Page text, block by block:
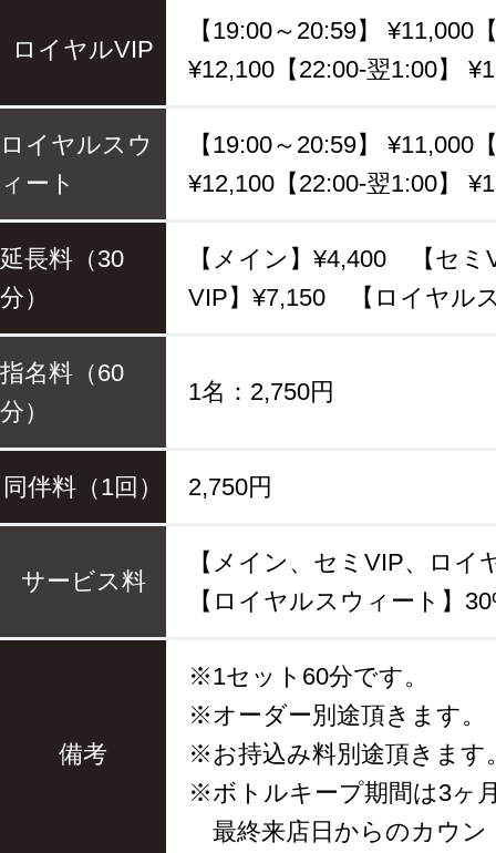
ロイヤルVIP
【19:00～20:59】 ¥11,000
¥12,100【22:00-翌1:00】
ロイヤルスウ
ィート
【19:00～20:59】 ¥11,000
¥12,100【22:00-翌1:00】
延長料（30
分）
【メイン】¥4,400 【セ
VIP】¥7,150 【ロイヤル
指名料（60
分）
1名：2,750円
同伴料（1回） 2,750円
サービス料
【メイン、セミVIP、ロ
【ロイヤルスウィート】
備考
※1セット60分です。
※オーダー別途頂きます。
※お持込み料別途頂きます
※ボトルキープ期間は3ヶ
最終来店日からのカウン